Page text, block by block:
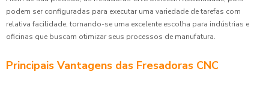
podem ser configuradas para executar uma variedade de tarefas com
relativa facilidade, tornando-se uma excelente escolha para indústrias e
oficinas que buscam otimizar seus processos de manufatura.
Principais Vantagens das Fresadoras CNC